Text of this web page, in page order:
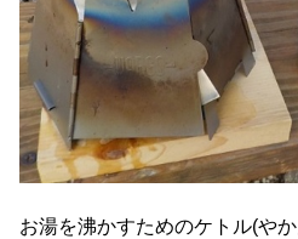
お湯を沸かすためのケトル(や